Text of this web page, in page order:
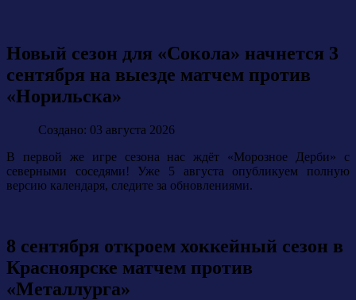
Новый сезон для «Сокола» начнется 3
сентября на выезде матчем против
«Норильска»
Создано: 03 августа 2026
В первой же игре сезона нас ждёт «Морозное Дерби» с
северными соседями! Уже 5 августа опубликуем полную
версию календаря, следите за обновлениями.
8 сентября откроем хоккейный сезон в
Красноярске матчем против
«Металлурга»